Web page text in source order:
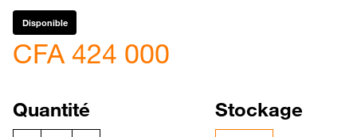
Disponible
CFA 424 000
Quantité Stockage